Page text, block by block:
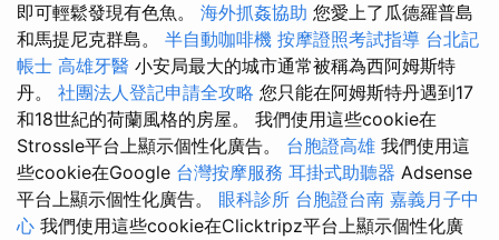
即可輕鬆發現有色魚。 海外抓姦協助 您愛上了瓜德羅普島
和馬提尼克群島。 半自動咖啡機 按摩證照考試指導 台北記
帳士 高雄牙醫 小安局最大的城市通常被稱為西阿姆斯特
丹。 社團法人登記申請全攻略 您只能在阿姆斯特丹遇到17
和18世紀的荷蘭風格的房屋。 我們使用這些cookie在
Strossle平台上顯示個性化廣告。 台胞證高雄 我們使用這
些cookie在Google 台灣按摩服務 耳掛式助聽器 Adsense
平台上顯示個性化廣告。 眼科診所 台胞證台南 嘉義月子中
心 我們使用這些cookie在Clicktripz平台上顯示個性化廣